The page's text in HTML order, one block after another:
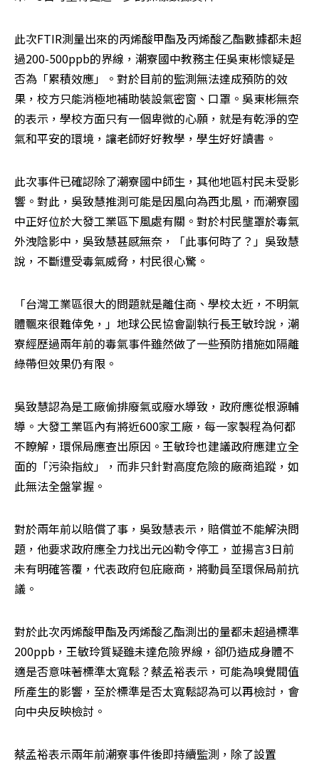
此次FTIR測量出來的丙烯酸甲酯及丙烯酸乙酯數據都未超
過200-500ppb的界線，潮寮國中教務主任吳東彬懷疑是
否為「累積效應」。對於目前的監測無法達成預防的效
果，校方只能消極地補助裝設氣密窗、口罩。吳東彬無奈
的表示，學校方面只有一個卑微的心願，就是有乾淨的空
氣和平安的環境，讓老師好好教學，學生好好讀書。
此次事件已確認除了潮寮國中師生，其他地區村民未受影
響。對此，吳致慧推測可能是因風向為西北風，而潮寮國
中正好位於大發工業區下風處有關。對於村民壟罩於毒氣
外洩陰影中，吳致慧甚感無奈，「此事何時了？」吳致慧
說，不斷遭受毒氣威脅，村民很心驚。
「台灣工業區很大的問題就是離住商、學校太近，不明氣
體飄來很難倖免，」地球公民協會副執行長王敏玲說，潮
寮經歷過兩年前的毒氣事件雖然做了一些預防措施如隔離
綠帶但效果仍有限。
吳致慧認為是工廠偷排廢氣或廢水導致，政府應從根源輔
導。大發工業區內有將近600家工廠，每一家製程為何都
不瞭解，環保局應查出原因。王敏玲也建議政府應建立全
面的「污染指紋」，而非只針對高度危險的廠商追蹤，如
此無法全盤掌握。
對於兩年前以賠償了事，吳致慧表示，賠償並不能解決問
題，他要求政府應全力找出元凶勒令停工，並揚言3日前
未有明確答覆，代表政府包庇廠商，將動員至環保局前抗
議。
對於此次丙烯酸甲酯及丙烯酸乙酯測出的量都未超過標準
200ppb，王敏玲質疑雖未達危險界線，卻仍造成身體不
適是否意味著標準太寬鬆？蔡孟裕表示，可能為嗅覺閥值
所產生的影響，至於標準是否太寬鬆認為可以再檢討，會
向中央反映檢討。
蔡孟裕表示兩年前潮寮事件後即持續監測，除了設置